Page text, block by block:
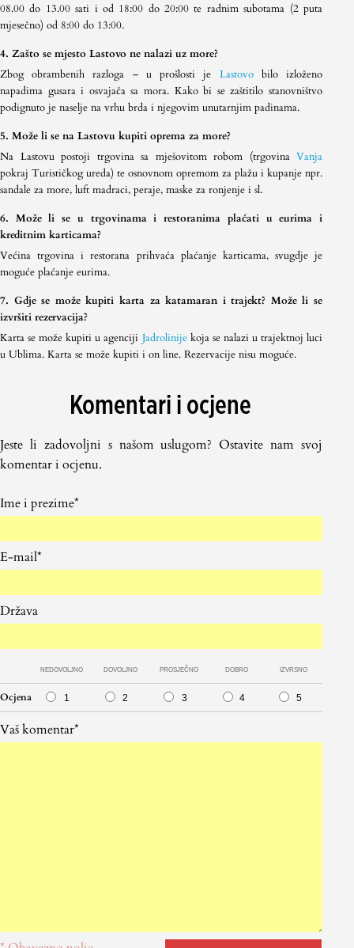
08.00 do 13.00 sati i od 18:00 do 20:00 te radnim subotama (2 puta
mjesečno) od 8:00 do 13:00.
4. Zašto se mjesto Lastovo ne nalazi uz more?
Zbog obrambenih razloga – u prošlosti je Lastovobilo izloženo
napadima gusara i osvajača sa mora. Kako bi se zaštitilo stanovništvo
podignuto je naselje na vrhu brda i njegovim unutarnjim padinama.
5. Može li se na Lastovu kupiti oprema za more?
Na Lastovu postoji trgovina sa mješovitom robom (trgovina Vanja
pokraj Turističkog ureda) te osnovnom opremom za plažu i kupanje npr.
sandale za more, luft madraci, peraje, maske za ronjenje i sl.
6. Može li se u trgovinama i restoranima plaćati u eurima i
kreditnim karticama?
Većina trgovina i restorana prihvaća plaćanje karticama, svugdje je
moguće plaćanje eurima.
7. Gdje se može kupiti karta za katamaran i trajekt? Može li se
izvršiti rezervacija?
Karta se može kupiti u agenciji Jadrolinijekoja se nalazi u trajektnoj luci
u Ublima. Karta se može kupiti i on line. Rezervacije nisu moguće.
Komentari i ocjene
Jeste li zadovoljni s našom uslugom? Ostavite nam svoj
komentar i ocjenu.
Ime i prezime*
E-mail*
Država
NEDOVOLJNO DOVOLJNO PROSJEČNO DOBRO IZVRSNO
Ocjena 1 2 3 4 5
Vaš komentar*